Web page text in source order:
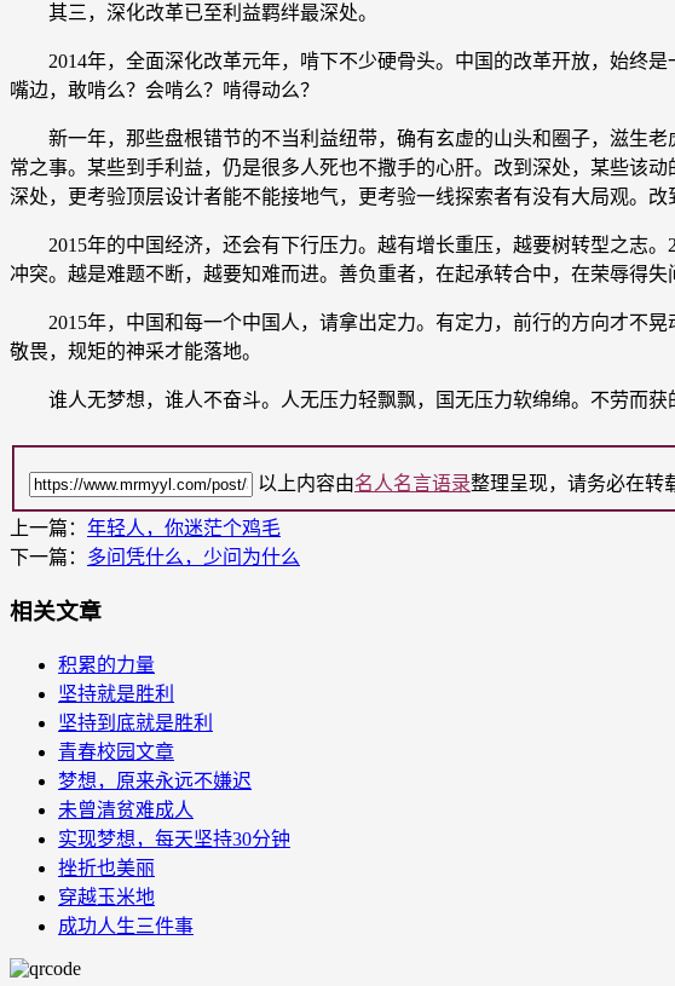
其三，深化改革已至利益羁绊最深处。
2014年，全面深化改革元年，啃下不少硬骨头。中国的改革开放，始终是
嘴边，敢啃么？会啃么？啃得动么？
新一年，那些盘根错节的不当利益纽带，确有玄虚的山头和圈子，滋生老
常之事。某些到手利益，仍是很多人死也不撒手的心肝。改到深处，某些该
深处，更考验顶层设计者能不能接地气，更考验一线探索者有没有大局观。改
2015年的中国经济，还会有下行压力。越有增长重压，越要树转型之志。
冲突。越是难题不断，越要知难而进。善负重者，在起承转合中，在荣辱得失
2015年，中国和每一个中国人，请拿出定力。有定力，前行的方向才不晃
敬畏，规矩的神采才能落地。
谁人无梦想，谁人不奋斗。人无压力轻飘飘，国无压力软绵绵。不劳而获
以上内容由名人名言语录整理呈现，请务必在转
上一篇： 年轻人，你迷茫个鸡毛
下一篇： 多问凭什么，少问为什么
相关文章
积累的力量
坚持就是胜利
坚持到底就是胜利
青春校园文章
梦想，原来永远不嫌迟
未曾清贫难成人
实现梦想，每天坚持30分钟
挫折也美丽
穿越玉米地
成功人生三件事